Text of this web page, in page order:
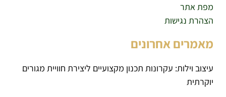
מפת אתר
הצהרת נגישות
מאמרים אחרונים
עיצוב וילות: עקרונות תכנון מקצועיים ליצירת חוויית מגורים
יוקרתית